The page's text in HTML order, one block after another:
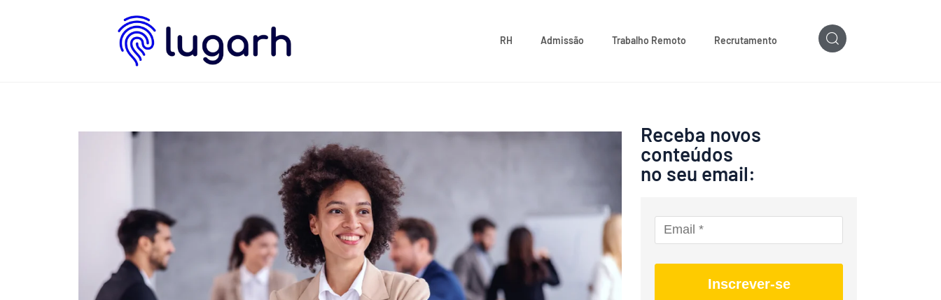
RH Admissão Trabalho Remoto Recrutamento
Receba novos
conteúdos
no seu email:
Inscrever-se